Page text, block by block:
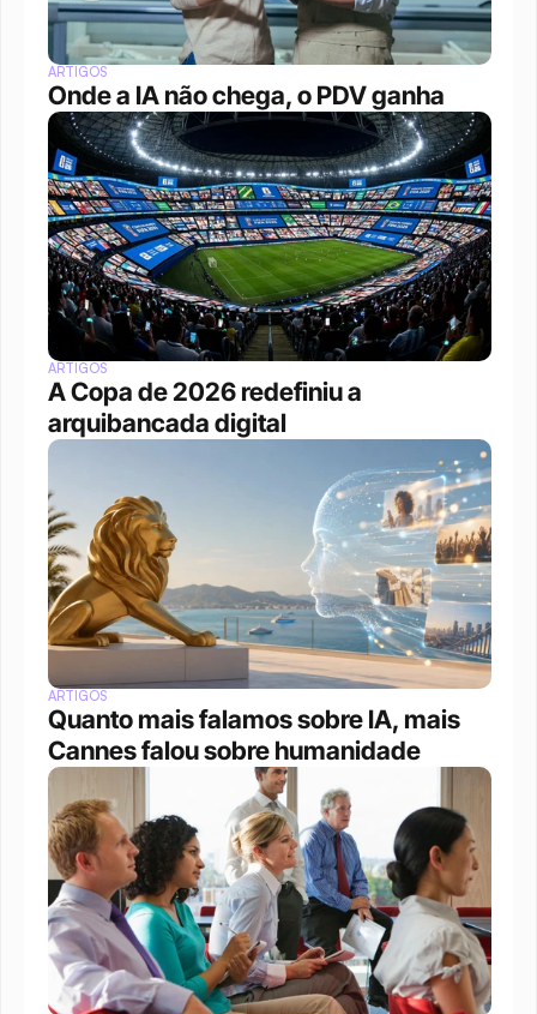
ARTIGOS
Onde a IA não chega, o PDV ganha
ARTIGOS
A Copa de 2026 redefiniu a
arquibancada digital
ARTIGOS
Quanto mais falamos sobre IA, mais
Cannes falou sobre humanidade